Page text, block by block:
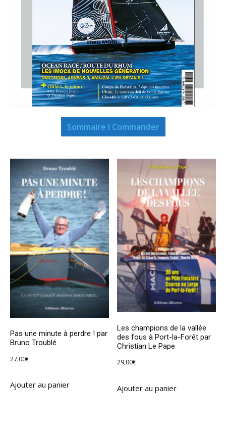
Sommaire I Commander
Pas une minute à perdre ! par
Bruno Troublé
27,00€
Ajouter au panier
Les champions de la vallée
des fous à Port-la-Forêt par
Christian Le Pape
29,00€
Ajouter au panier